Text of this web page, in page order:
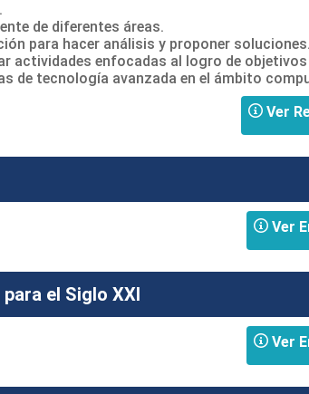
de diferentes áreas.
para hacer análisis y proponer soluciones.
actividades enfocadas al logro de objetivos
de tecnología avanzada en el ámbito
Ver
Ver
el Siglo XXI
Ver